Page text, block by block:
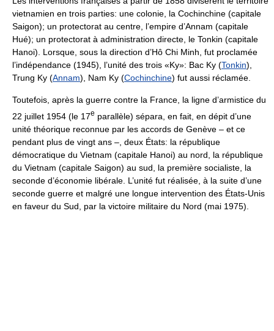
vietnamien en trois parties: une colonie, la Cochinchine (capitale
Saigon); un protectorat au centre, l’empire d’Annam (capitale
Hué); un protectorat à administration directe, le Tonkin (capitale
Hanoi). Lorsque, sous la direction d’Hô Chi Minh, fut proclamée
l’indépendance (1945), l’unité des trois «Ky»: Bac Ky (Tonkin),
Trung Ky (Annam), Nam Ky (Cochinchine) fut aussi réclamée.
Toutefois, après la guerre contre la France, la ligne d’armistice du
22 juillet 1954 (le 17e parallèle) sépara, en fait, en dépit d’une
unité théorique reconnue par les accords de Genève – et ce
pendant plus de vingt ans –, deux États: la république
démocratique du Vietnam (capitale Hanoi) au nord, la république
du Vietnam (capitale Saigon) au sud, la première socialiste, la
seconde d’économie libérale. L’unité fut réalisée, à la suite d’une
seconde guerre et malgré une longue intervention des États-Unis
en faveur du Sud, par la victoire militaire du Nord (mai 1975).